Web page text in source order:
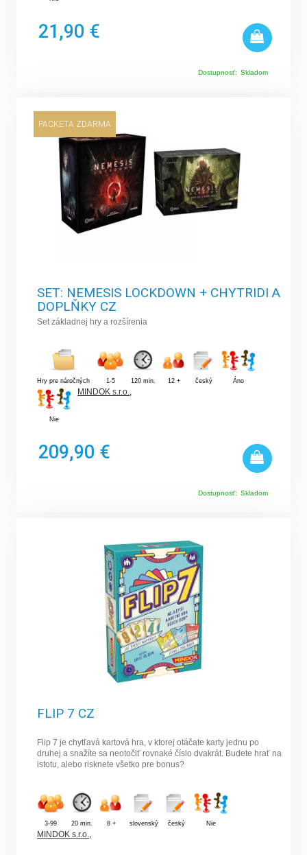
21,90 €
Dostupnosť: Skladom
PACKETA ZDARMA
SET: NEMESIS LOCKDOWN + CHYTRIDI A
DOPLŇKY CZ
Set základnej hry a rozšírenia
Hry pre náročných 1-5 120 min. 12 + český Áno
Nie
MINDOK s.r.o.
209,90 €
Dostupnosť: Skladom
FLIP 7 CZ
Flip 7 je chytľavá kartová hra, v ktorej otáčate karty jednu po
druhej a snažíte sa neotočiť rovnaké číslo dvakrát. Budete hrať na
istotu, alebo risknete všetko pre bonus?
3-99 20 min. 8 + slovenský český Nie
MINDOK s.r.o.,